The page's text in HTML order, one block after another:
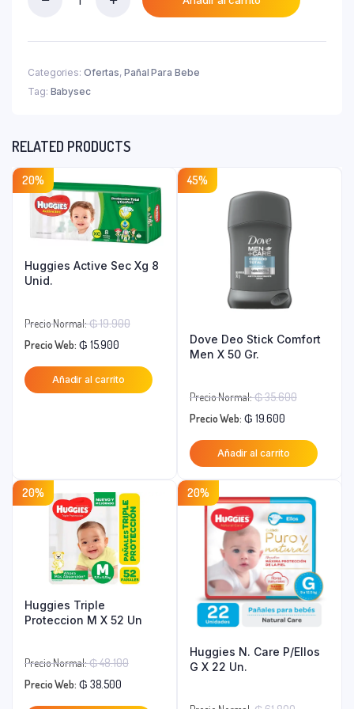
₲ 77.200.
X
Un
Categories: Ofertas, Pañal Para Bebe
Tag: Babysec
RELATED PRODUCTS
20%
Huggies Active Sec Xg 8
Unid.
Precio Normal:₲19.900El
original
era:
Precio Web: ₲ 15.900
precio
actual
Añadir al carrito
45%
Dove Deo Stick Comfort
Men X 50 Gr.
Precio Normal:₲35.600El
original
era:
Precio Web: ₲ 19.600
precio
actual
₲ 19.600.
Añadir al carrito
20%
Huggies Triple
Proteccion M X 52 Un
Precio Normal:₲48.100El
original
Precio Web: ₲ 38.500
precio
20%
Huggies N. Care P/Ellos
G X 22 Un.